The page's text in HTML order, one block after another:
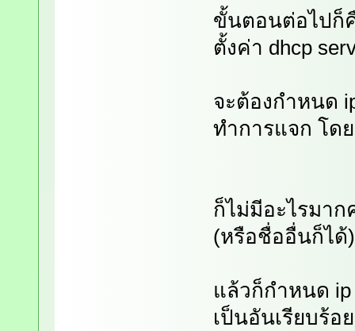
ขั้นตอนต่อไปก็
ตั้งค่า dhcp
จะต้องกำหนด
ทำการแจก โด
ก็ไม่มีอะไรมา
(หรือชื่ออื่นก็ได้)
แล้วก็กำหนด
เป็นอันเรียบร้อย